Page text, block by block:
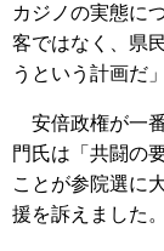
カジノの実態に
客ではなく、県
うという計画だ
安倍政権が一
門氏は「共闘の
ことが参院選に
援を訴えました。